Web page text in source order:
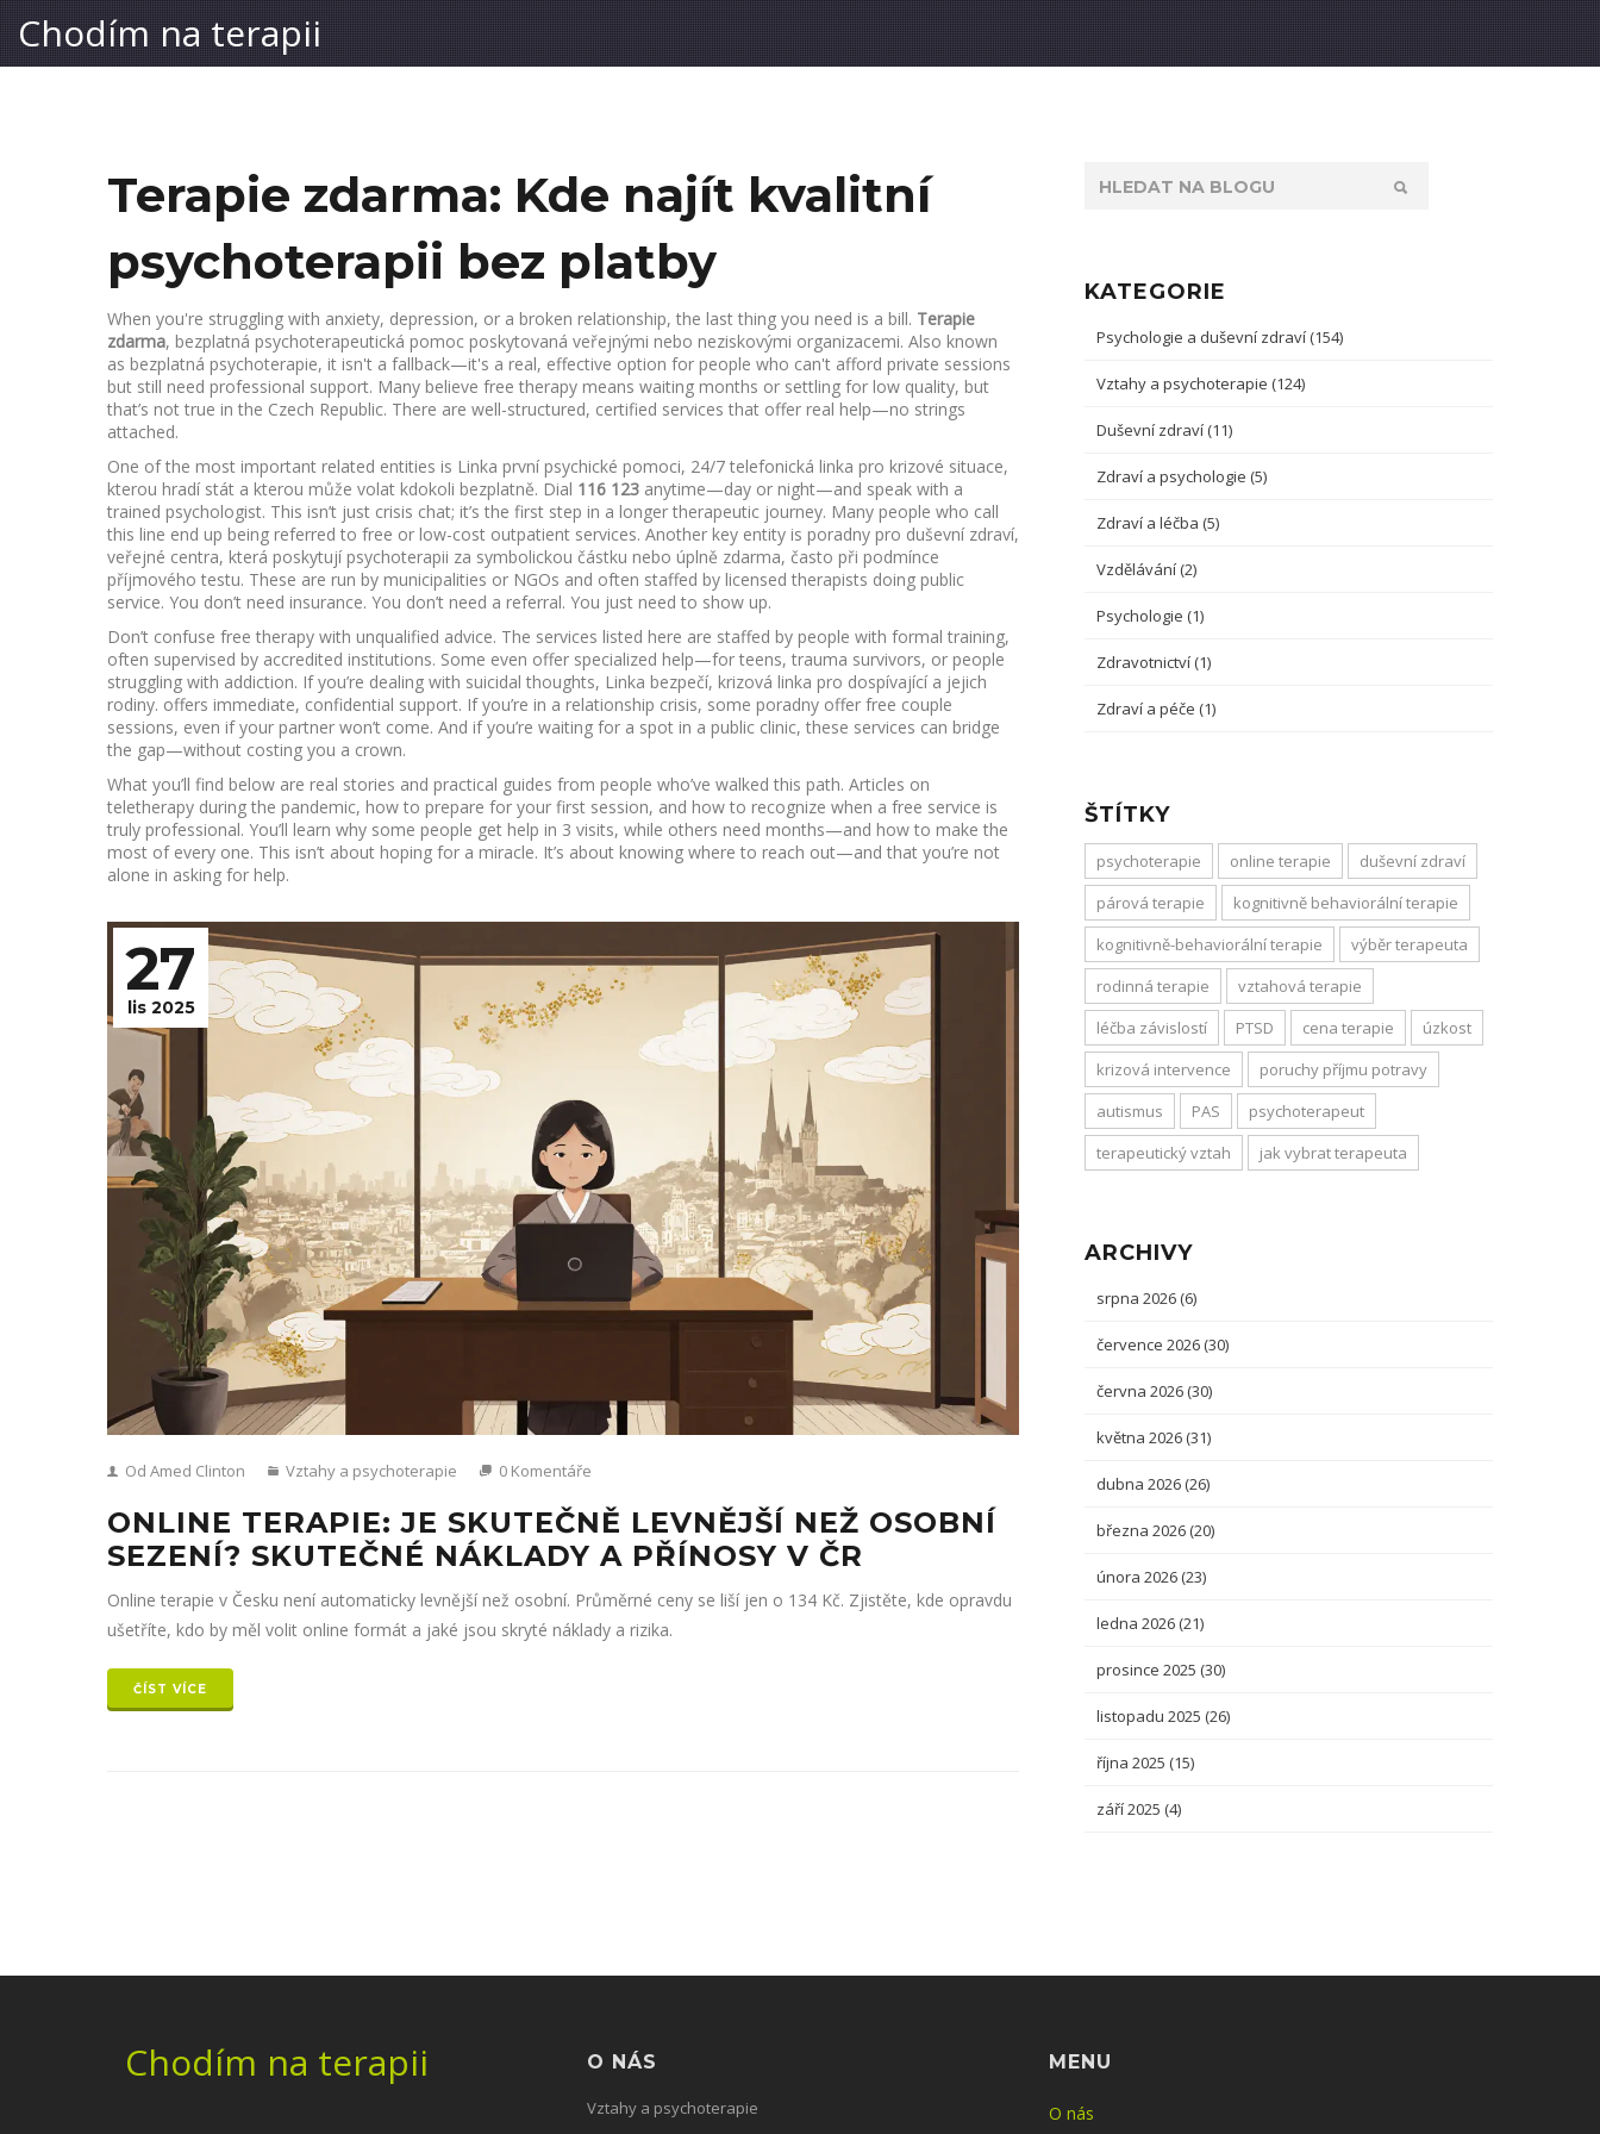
Chodím na terapii
Terapie zdarma: Kde najít kvalitní
psychoterapii bez platby
When you're struggling with anxiety, depression, or a broken relationship, the last thing you need is a bill. Terapie
zdarma, bezplatná psychoterapeutická pomoc poskytovaná veřejnými nebo neziskovými organizacemi. Also known
as bezplatná psychoterapie, it isn't a fallback—it's a real, effective option for people who can't afford private sessions
but still need professional support. Many believe free therapy means waiting months or settling for low quality, but
that’s not true in the Czech Republic. There are well-structured, certified services that offer real help—no strings
attached.
One of the most important related entities is Linka první psychické pomoci, 24/7 telefonická linka pro krizové situace,
kterou hradí stát a kterou může volat kdokoli bezplatně. Dial 116 123 anytime—day or night—and speak with a
trained psychologist. This isn’t just crisis chat; it’s the first step in a longer therapeutic journey. Many people who call
this line end up being referred to free or low-cost outpatient services. Another key entity is poradny pro duševní zdraví,
veřejné centra, která poskytují psychoterapii za symbolickou částku nebo úplně zdarma, často při podmínce
příjmového testu. These are run by municipalities or NGOs and often staffed by licensed therapists doing public
service. You don’t need insurance. You don’t need a referral. You just need to show up.
Don’t confuse free therapy with unqualified advice. The services listed here are staffed by people with formal training,
often supervised by accredited institutions. Some even offer specialized help—for teens, trauma survivors, or people
struggling with addiction. If you’re dealing with suicidal thoughts, Linka bezpečí, krizová linka pro dospívající a jejich
rodiny. offers immediate, confidential support. If you’re in a relationship crisis, some poradny offer free couple
sessions, even if your partner won’t come. And if you’re waiting for a spot in a public clinic, these services can bridge
the gap—without costing you a crown.
What you’ll find below are real stories and practical guides from people who’ve walked this path. Articles on
teletherapy during the pandemic, how to prepare for your first session, and how to recognize when a free service is
truly professional. You’ll learn why some people get help in 3 visits, while others need months—and how to make the
most of every one. This isn’t about hoping for a miracle. It’s about knowing where to reach out—and that you’re not
alone in asking for help.
27
lis 2025
Od Amed Clinton Vztahy a psychoterapie 0 Komentáře
ONLINE TERAPIE: JE SKUTEČNĚ LEVNĚJŠÍ NEŽ OSOBNÍ
SEZENÍ? SKUTEČNÉ NÁKLADY A PŘÍNOSY V ČR
Online terapie v Česku není automaticky levnější než osobní. Průměrné ceny se liší jen o 134 Kč. Zjistěte, kde opravdu
ušetříte, kdo by měl volit online formát a jaké jsou skryté náklady a rizika.
ČÍST VÍCE
KATEGORIE
Psychologie a duševní zdraví (154)
Vztahy a psychoterapie (124)
Duševní zdraví (11)
Zdraví a psychologie (5)
Zdraví a léčba (5)
Vzdělávání (2)
Psychologie (1)
Zdravotnictví (1)
Zdraví a péče (1)
ŠTÍTKY
psychoterapie online terapie
duševní zdraví
párová terapie
kognitivně behaviorální terapie
kognitivně-behaviorální terapie
výběr terapeuta
rodinná terapie
vztahová terapie
léčba závislostí
PTSD cena terapie
úzkost
krizová intervence
poruchy příjmu potravy
autismus
PAS
psychoterapeut
terapeutický vztah
jak vybrat terapeuta
ARCHIVY
srpna 2026 (6)
července 2026 (30)
června 2026 (30)
května 2026 (31)
dubna 2026 (26)
března 2026 (20)
února 2026 (23)
ledna 2026 (21)
prosince 2025 (30)
listopadu 2025 (26)
října 2025 (15)
září 2025 (4)
Chodím na terapii O NÁS
Vztahy a psychoterapie
MENU
O nás